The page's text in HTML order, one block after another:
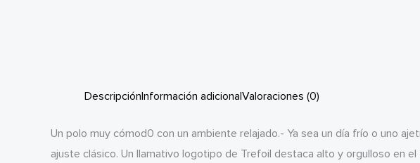
DescripciónInformación adicionalValoraciones (0)
Un polo muy cómod0 con un ambiente relajado.- Ya sea un día frío o uno
ajuste clásico. Un llamativo logotipo de Trefoil destaca alto y orgulloso en